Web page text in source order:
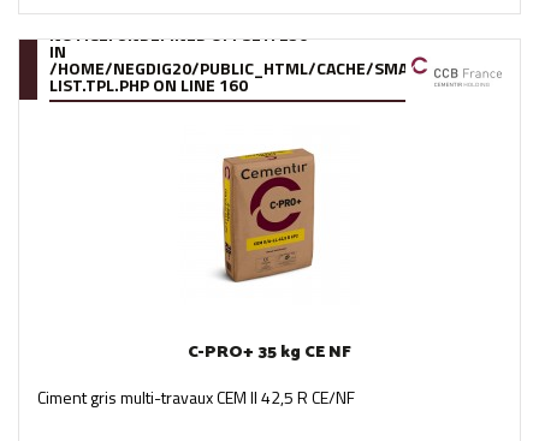
NOTICE: UNDEFINED OFFSET: 250
IN
/HOME/NEGDIG20/PUBLIC_HTML/CACHE/SMARTY/
LIST.TPL.PHPON LINE 160
C-PRO+ 35 kg CE NF
Ciment gris multi-travaux CEM II 42,5 R CE/NF